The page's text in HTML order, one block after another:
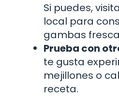
Si puedes,
local para
gambas
Prueba con
te gusta
mejillones o
receta.